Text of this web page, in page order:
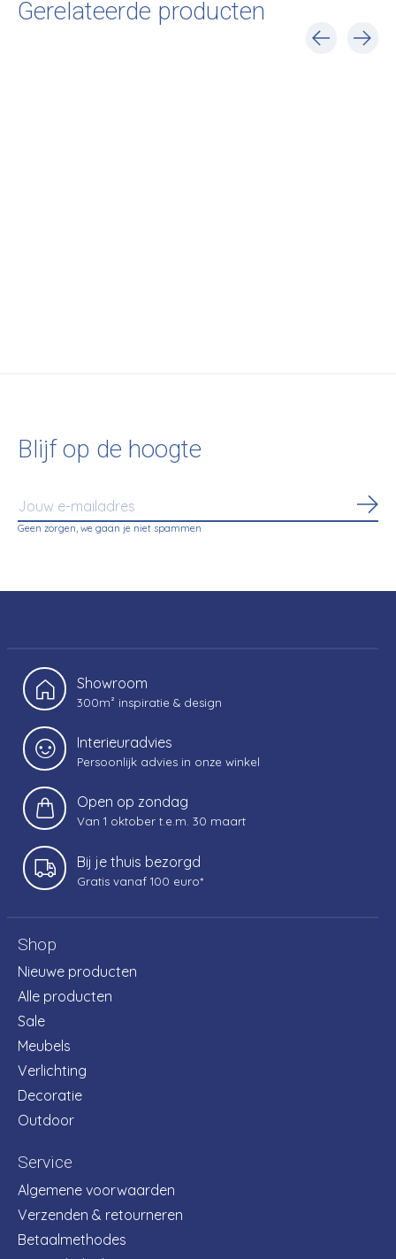
Gerelateerde producten
Blijf op de hoogte
Geen zorgen, we gaan je niet spammen
Showroom
300m² inspiratie & design
Interieuradvies
Persoonlijk advies in onze winkel
Open op zondag
Van 1 oktober t.e.m. 30 maart
Bij je thuis bezorgd
Gratis vanaf 100 euro*
Shop
Nieuwe producten
Alle producten
Sale
Meubels
Verlichting
Decoratie
Outdoor
Service
Algemene voorwaarden
Verzenden & retourneren
Betaalmethodes